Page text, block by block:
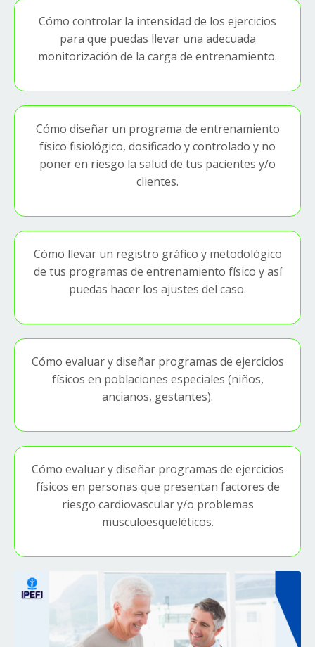
Cómo controlar la intensidad de los ejercicios
para que puedas llevar una adecuada
monitorización de la carga de entrenamiento.
Cómo diseñar un programa de entrenamiento
físico fisiológico, dosificado y controlado y no
poner en riesgo la salud de tus pacientes y/o
clientes.
Cómo llevar un registro gráfico y metodológico
de tus programas de entrenamiento físico y así
puedas hacer los ajustes del caso.
Cómo evaluar y diseñar programas de ejercicios
físicos en poblaciones especiales (niños,
ancianos, gestantes).
Cómo evaluar y diseñar programas de ejercicios
físicos en personas que presentan factores de
riesgo cardiovascular y/o problemas
musculoesqueléticos.